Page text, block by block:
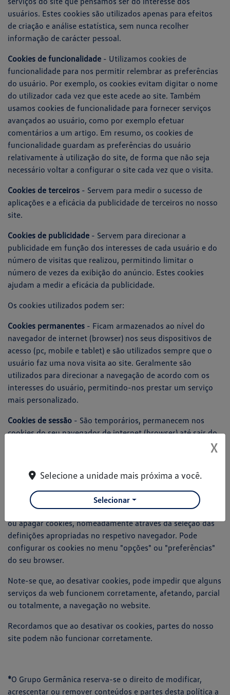
usuários. Estes cookies são utilizados apenas para efeitos
de criação e análise estatística, sem nunca recolher
informação de carácter pessoal.
Cookies de funcionalidade - Utilizamos cookies de
funcionalidade para nos permitir relembrar as preferências
do usuário. Por exemplo, os cookies evitam digitar o nome
do utilizador cada vez que este acede ao site. Também
usamos cookies de funcionalidade para fornecer serviços
avançados ao usuário, como por exemplo efetuar
comentários a um artigo. Em resumo, os cookies de
funcionalidade guardam as preferências do usuário
relativamente à utilização do site, de forma que não seja
necessário voltar a configurar o site cada vez que o visita.
Cookies de terceiros - Servem para medir o sucesso de
aplicações e a eficácia da publicidade de terceiros no nosso
site.
Cookies de publicidade - Servem para direcionar a
publicidade em função dos interesses de cada usuário e do
número de visitas que realizou, permitindo limitar o
número de vezes da exibição do anúncio. Estes cookies
ajudam a medir a eficácia da publicidade.
Os cookies utilizados podem ser:
Cookies permanentes - Ficam armazenados ao nível do
navegador de internet (browser) nos seus dispositivos de
acesso (pc, mobile e tablet) e são utilizados sempre que o
usuário faz uma nova visita ao site. Geralmente são
utilizados para direcionar a navegação de acordo com os
interesses do usuário, permitindo-nos prestar um serviço
mais personalizado.
Cookies de sessão - São temporários, permanecem nos
cookies do seu navegador de internet (browser) até sair do
site. A informação obtida permite identificar problemas e
Depois de autorizar o uso de cookies, o usuário pode
sempre desativar parte ou a totalidade dos nossos cookies.
Todos os browsers permitem ao utilizador aceitar, recusar
ou apagar cookies, nomeadamente através da seleção das
definições apropriadas no respetivo navegador. Pode
configurar os cookies no menu "opções" ou "preferências"
do seu browser.
Note-se que, ao desativar cookies, pode impedir que alguns
serviços da web funcionem corretamente, afetando, parcial
ou totalmente, a navegação no website.
Recordamos que ao desativar os cookies, partes do nosso
site podem não funcionar corretamente.
*O Grupo Germânica reserva-se o direito de modificar,
acrescentar ou remover conteúdos e partes desta política a
X
Selecione a unidade mais próxima a você.
Selecionar